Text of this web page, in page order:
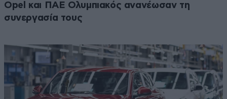
Opel και ΠΑΕ Ολυμπιακός ανανέωσαν τη
συνεργασία τους